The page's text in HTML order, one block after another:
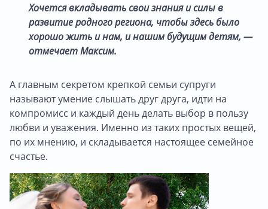
Хочется вкладывать свои знания и силы в
развитие родного региона, чтобы здесь было
хорошо жить и нам, и нашим будущим детям, —
отмечает Максим.
А главным секретом крепкой семьи супруги
называют умение слышать друг друга, идти на
компромисс и каждый день делать выбор в пользу
любви и уважения. Именно из таких простых вещей,
по их мнению, и складывается настоящее семейное
счастье.